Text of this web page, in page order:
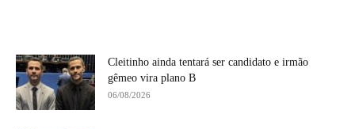
Cleitinho ainda tentará ser candidato e irmão
gêmeo vira plano B
06/08/2026